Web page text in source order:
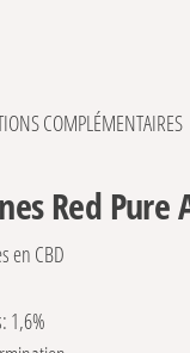
COMPLÉMENTAIRES
Red Pure
en CBD
1,6%